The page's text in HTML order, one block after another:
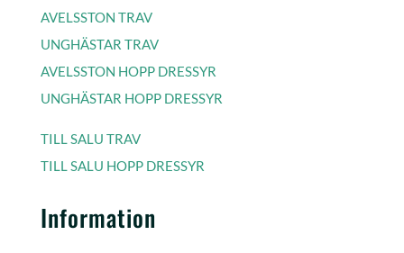
AVELSSTON TRAV
UNGHÄSTAR TRAV
AVELSSTON HOPP DRESSYR
UNGHÄSTAR HOPP DRESSYR
TILL SALU TRAV
TILL SALU HOPP DRESSYR
Information